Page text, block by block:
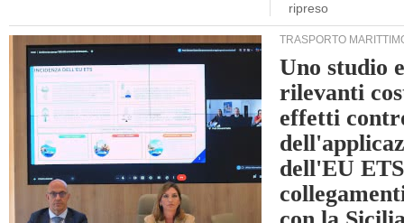
ripreso
TRASPORTO
Uno studio
rilevanti
effetti
dell'EU